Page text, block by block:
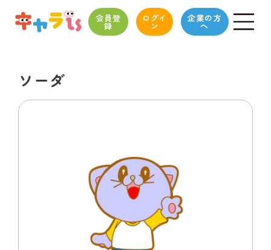
会員登
録
ログイ
ン
企業の方
へ
ソーダ